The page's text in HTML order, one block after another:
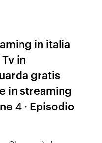
in italia
in
gratis
in streaming
4 · Episodio